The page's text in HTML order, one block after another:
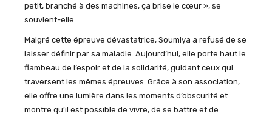
petit, branché à des machines, ça brise le cœur », se
souvient-elle.
Malgré cette épreuve dévastatrice, Soumiya a refusé de se
laisser définir par sa maladie. Aujourd’hui, elle porte haut le
flambeau de l’espoir et de la solidarité, guidant ceux qui
traversent les mêmes épreuves. Grâce à son association,
elle offre une lumière dans les moments d’obscurité et
montre qu’il est possible de vivre, de se battre et de